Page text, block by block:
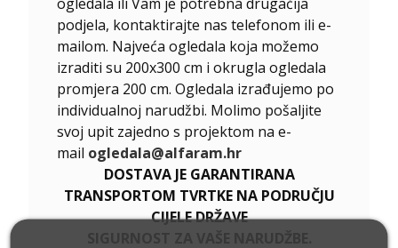
podjela, kontaktirajte nas telefonom ili e-
mailom. Najveća ogledala koja možemo
izraditi su 200x300 cm i okrugla ogledala
promjera 200 cm. Ogledala izrađujemo po
individualnoj narudžbi. Molimo pošaljite
svoj upit zajedno s projektom na e-
mail ogledala@alfaram.hr
DOSTAVA JE GARANTIRANA
TRANSPORTOM TVRTKE NA PODRUČJU
CIJELE DRŽAVE